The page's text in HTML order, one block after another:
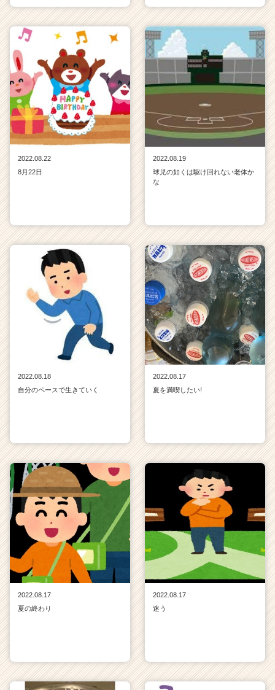
2022.08.22
8月22日
2022.08.19
球児の如くは駆け回れない老体か
な
2022.08.18
自分のペースで生きていく
2022.08.17
夏を満喫したい!
2022.08.17
夏の終わり
2022.08.17
迷う